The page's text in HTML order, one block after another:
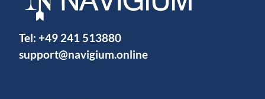
Tel: +49 241 513880
support@navigium.online